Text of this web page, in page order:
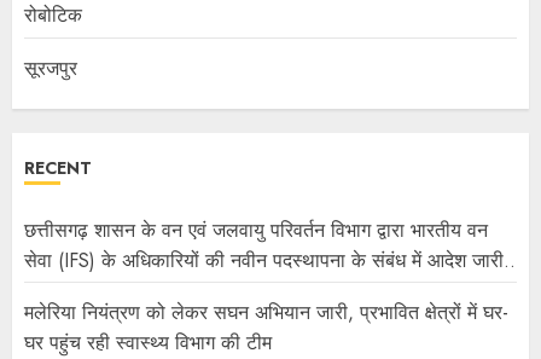
रोबोटिक
सूरजपुर
RECENT
छत्तीसगढ़ शासन के वन एवं जलवायु परिवर्तन विभाग द्वारा भारतीय वन
सेवा (IFS) के अधिकारियों की नवीन पदस्थापना के संबंध में आदेश जारी..
मलेरिया नियंत्रण को लेकर सघन अभियान जारी, प्रभावित क्षेत्रों में घर-
घर पहुंच रही स्वास्थ्य विभाग की टीम